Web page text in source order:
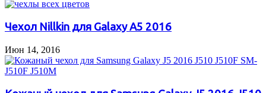
Чехол Nillkin для Galaxy A5 2016
Июн 14, 2016